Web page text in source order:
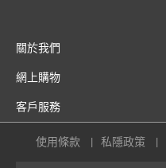
關於我們
網上購物
客戶服務
使用條款 私隱政策